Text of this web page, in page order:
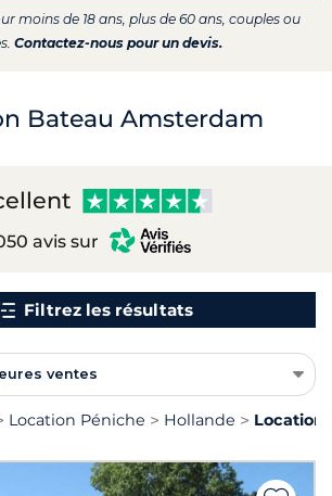
moins de 18 ans, plus de 60 ans, couples ou
Contactez-nous pour un devis.
Bateau Amsterdam
avis sur
Filtrez les résultats
ventes
Location Péniche Hollande Location